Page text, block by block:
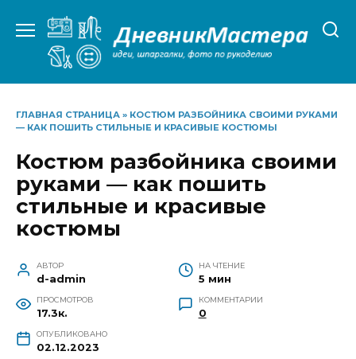
содержанию
ГЛАВНАЯ СТРАНИЦА » КОСТЮМ РАЗБОЙНИКА СВОИМИ РУКАМИ
— КАК ПОШИТЬ СТИЛЬНЫЕ И КРАСИВЫЕ КОСТЮМЫ
Костюм разбойника своими
руками — как пошить
стильные и красивые
костюмы
АВТОР
d-admin
НА ЧТЕНИЕ
5 мин
ПРОСМОТРОВ
17.3к.
КОММЕНТАРИИ
0
ОПУБЛИКОВАНО
02.12.2023